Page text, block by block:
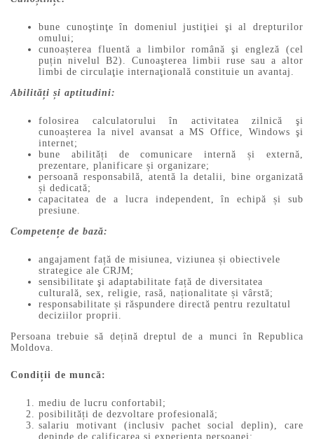
bune cunoştinţe în domeniul justiţiei şi al drepturilor
omului;
cunoașterea fluentă a limbilor română şi engleză (cel
puțin nivelul B2). Cunoaşterea limbii ruse sau a altor
limbi de circulaţie internaţională constituie un avantaj.
Abilități și aptitudini:
folosirea calculatorului în activitatea zilnică şi
cunoașterea la nivel avansat a MS Office, Windows şi
internet;
bune abilități de comunicare internă și externă,
prezentare, planificare și organizare;
persoană responsabilă, atentă la detalii, bine organizată
și dedicată;
capacitatea de a lucra independent, în echipă și sub
presiune.
Competențe de bază:
angajament față de misiunea, viziunea și obiectivele
strategice ale CRJM;
sensibilitate şi adaptabilitate față de diversitatea
culturală, sex, religie, rasă, naționalitate și vârstă;
responsabilitate și răspundere directă pentru rezultatul
deciziilor proprii.
Persoana trebuie să dețină dreptul de a munci în Republica
Moldova.
Condiții de muncă:
mediu de lucru confortabil;
posibilități de dezvoltare profesională;
salariu motivant (inclusiv pachet social deplin), care
depinde de calificarea şi experienţa persoanei;